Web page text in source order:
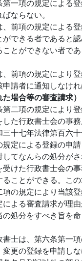
第一項の規定による
ならない。
前項の規定による
できる者であると
とができない者で
前項の規定により
請者に通知しなけれ
た場合等の審査請求）
第二項の規定により
した行政書士会の事
十七年法律第百六
定による登録の申
してなんらの処分が
受けた行政書士会の
ことができる。こ
の規定により当該
による審査請求が理
処分をすべき旨を命
書士は、第六条第一
更の登録を申請しな